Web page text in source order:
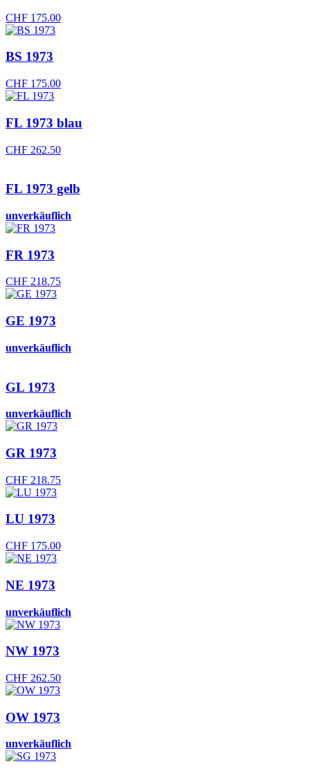
CHF 175.00
BS 1973
CHF 175.00
FL 1973 blau
CHF 262.50
FL 1973 gelb
unverkäuflich
FR 1973
CHF 218.75
GE 1973
unverkäuflich
GL 1973
unverkäuflich
GR 1973
CHF 218.75
LU 1973
CHF 175.00
NE 1973
unverkäuflich
NW 1973
CHF 262.50
OW 1973
unverkäuflich